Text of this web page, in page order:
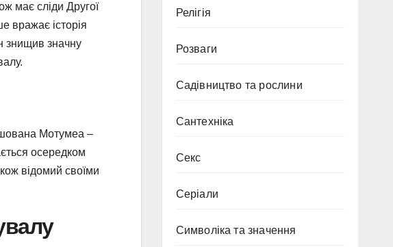
має сліди Другої
вражає історія
знищив значну
Мотумеа –
осередком
відомий своїми
Релігія
Розваги
Садівництво та рослини
Сантехніка
Секс
Серіали
Символіка та значення